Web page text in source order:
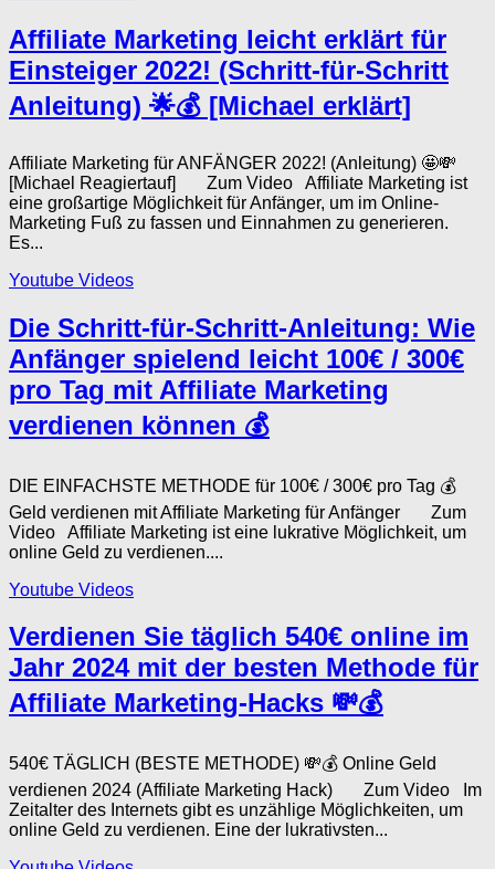
Affiliate Marketing leicht erklärt für
Einsteiger 2022! (Schritt-für-Schritt
Anleitung) 🌟💰 [Michael erklärt]
Affiliate Marketing für ANFÄNGER 2022! (Anleitung) 🤩💸
[Michael Reagiertauf] Zum Video Affiliate Marketing ist
eine großartige Möglichkeit für Anfänger, um im Online-
Marketing Fuß zu fassen und Einnahmen zu generieren.
Es...
Youtube Videos
Die Schritt-für-Schritt-Anleitung: Wie
Anfänger spielend leicht 100€ / 300€
pro Tag mit Affiliate Marketing
verdienen können 💰
DIE EINFACHSTE METHODE für 100€ / 300€ pro Tag 💰
Geld verdienen mit Affiliate Marketing für Anfänger Zum
Video Affiliate Marketing ist eine lukrative Möglichkeit, um
online Geld zu verdienen....
Youtube Videos
Verdienen Sie täglich 540€ online im
Jahr 2024 mit der besten Methode für
Affiliate Marketing-Hacks 💸💰
540€ TÄGLICH (BESTE METHODE) 💸💰 Online Geld
verdienen 2024 (Affiliate Marketing Hack) Zum Video Im
Zeitalter des Internets gibt es unzählige Möglichkeiten, um
online Geld zu verdienen. Eine der lukrativsten...